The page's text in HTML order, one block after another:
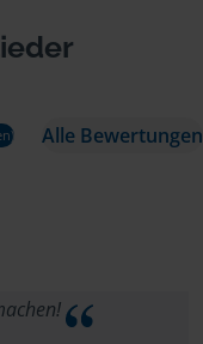
Alle Bewertungen